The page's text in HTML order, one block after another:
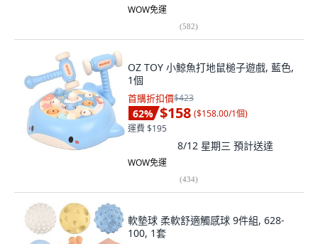
WOW免運
(582)
OZ TOY 小鯨魚打地鼠槌子遊戲, 藍色,
1個
首購折扣價$423
62% $158 ($158.00/1個)
運費 $195
8/12 星期三 預計送達
WOW免運
(434)
軟墊球 柔軟舒適觸感球 9件組, 628-
100, 1套